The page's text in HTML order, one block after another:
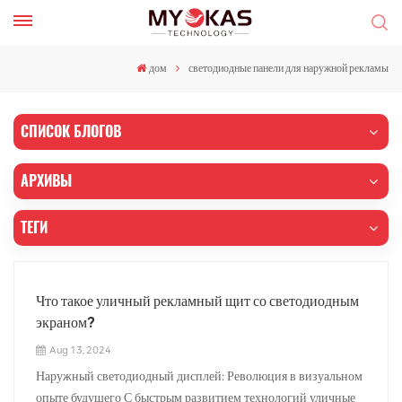
дом светодиодные панели для наружной рекламы
СПИСОК БЛОГОВ
АРХИВЫ
ТЕГИ
Что такое уличный рекламный щит со светодиодным
экраном?
Aug 13, 2024
Наружный светодиодный дисплей: Революция в визуальном
опыте будущего С быстрым развитием технологий уличные